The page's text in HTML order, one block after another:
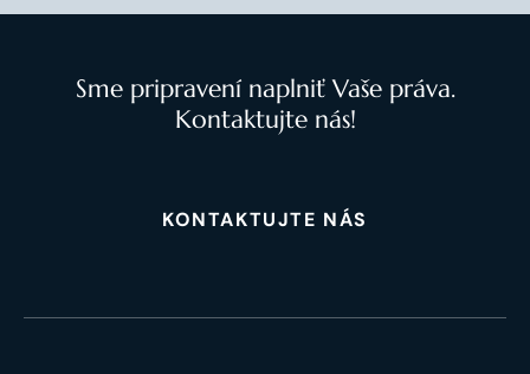
Sme pripravení naplniť Vaše práva.
Kontaktujte nás!
KONTAKTUJTE NÁS